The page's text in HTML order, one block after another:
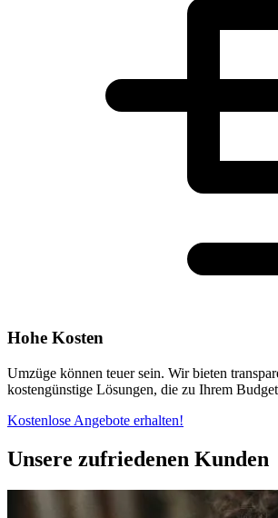
Hohe Kosten
Umzüge können teuer sein. Wir bieten
kostengünstige Lösungen, die zu Ihrem Budget
Kostenlose Angebote erhalten!
Unsere zufriedenen Kunden